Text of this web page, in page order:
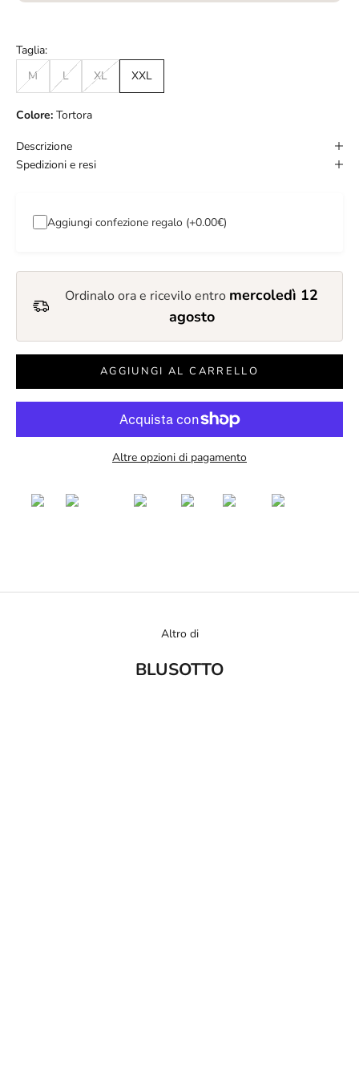
Taglia:
M
L XL XXL
Colore: Tortora
Descrizione
Spedizioni e resi
Aggiungi confezione regalo (+0.00€)
Ordinalo ora e ricevilo entro mercoledì 12
agosto
AGGIUNGI AL CARRELLO
Altre opzioni di pagamento
Altro di
BLUSOTTO